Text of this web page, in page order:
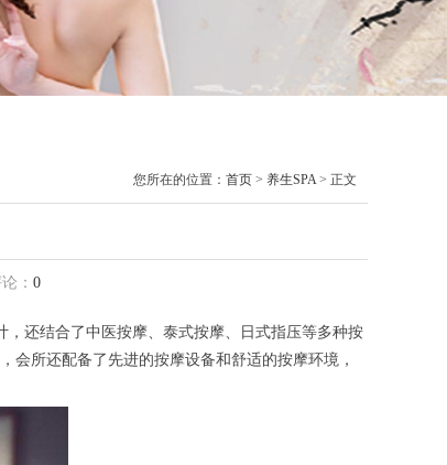
您所在的位置： 首页 > 养生SPA> 正文
： 0
还结合了中医按摩、泰式按摩、日式指压等多种按
会所还配备了先进的按摩设备和舒适的按摩环境，